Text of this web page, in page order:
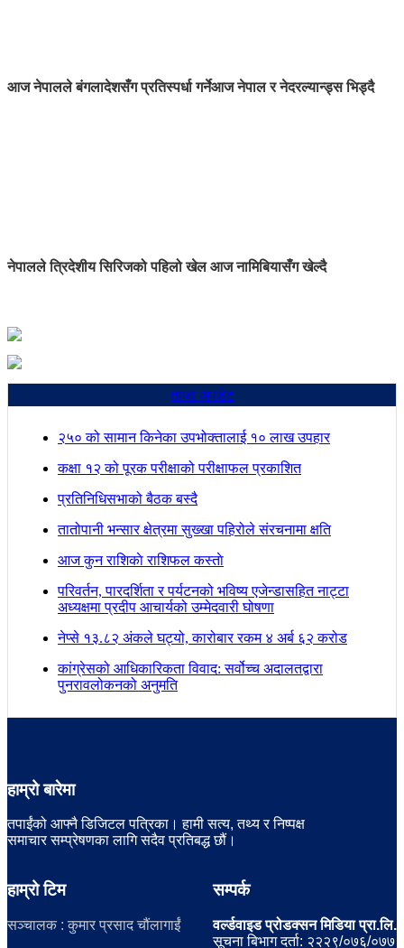
आज नेपालले बंगलादेशसँग प्रतिस्पर्धा गर्नेआज नेपाल र नेदरल्यान्ड्स भिड्दै
नेपालले त्रिदेशीय सिरिजको पहिलो खेल आज नामिबियासँग खेल्दै
ताजा अपडेट
२५० को सामान किनेका उपभोक्तालाई १० लाख उपहार
कक्षा १२ को पूरक परीक्षाको परीक्षाफल प्रकाशित
प्रतिनिधिसभाको बैठक बस्दै
तातोपानी भन्सार क्षेत्रमा सुख्खा पहिरोले संरचनामा क्षति
आज कुन राशिकाे राशिफल कस्ताे
परिवर्तन, पारदर्शिता र पर्यटनको भविष्य एजेन्डासहित नाट्टा
अध्यक्षमा प्रदीप आचार्यको उम्मेदवारी घोषणा
नेप्से १३.८२ अंकले घट्यो, कारोबार रकम ४ अर्ब ६२ करोड
कांग्रेसको आधिकारिकता विवाद: सर्वोच्च अदालतद्वारा
पुनरावलोकनको अनुमति
हाम्रो बारेमा
तपाईंको आफ्नै डिजिटल पत्रिका। हामी सत्य, तथ्य र निष्पक्ष
समाचार सम्प्रेषणका लागि सदैव प्रतिबद्ध छौं।
हाम्रो टिम
सञ्चालक : कुमार प्रसाद चौंलागाईं
सम्पर्क
वर्ल्डवाइड प्रोडक्सन मिडिया प्रा.लि.
सूचना बिभाग दर्ता: २२२९/०७६/०७७